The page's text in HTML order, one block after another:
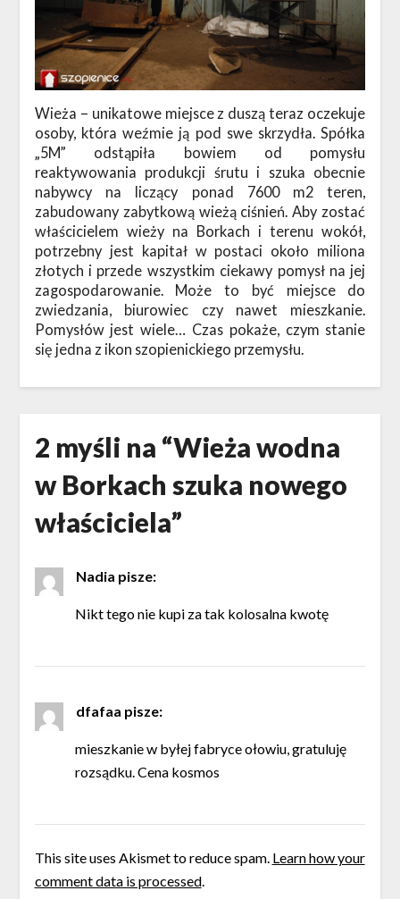
Wieża – unikatowe miejsce z duszą teraz oczekuje
osoby, która weźmie ją pod swe skrzydła. Spółka
„5M” odstąpiła bowiem od pomysłu
reaktywowania produkcji śrutu i szuka obecnie
nabywcy na liczący ponad 7600 m2 teren,
zabudowany zabytkową wieżą ciśnień. Aby zostać
właścicielem wieży na Borkach i terenu wokół,
potrzebny jest kapitał w postaci około miliona
złotych i przede wszystkim ciekawy pomysł na jej
zagospodarowanie. Może to być miejsce do
zwiedzania, biurowiec czy nawet mieszkanie.
Pomysłów jest wiele… Czas pokaże, czym stanie
się jedna z ikon szopienickiego przemysłu.
2 myśli na “Wieża wodna
w Borkach szuka nowego
właściciela”
Nadia pisze:
Nikt tego nie kupi za tak kolosalna kwotę
dfafaa pisze:
mieszkanie w byłej fabryce ołowiu, gratuluję
rozsądku. Cena kosmos
This site uses Akismet to reduce spam. Learn how your
comment data is processed.